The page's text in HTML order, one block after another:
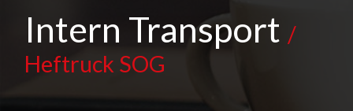
Intern Transport /
Heftruck SOG